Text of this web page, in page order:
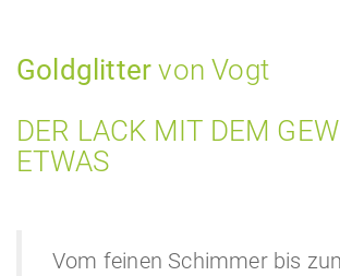
Goldglitter von Vogt
DER LACK MIT DEM
ETWAS
Vom feinen Schimmer bis